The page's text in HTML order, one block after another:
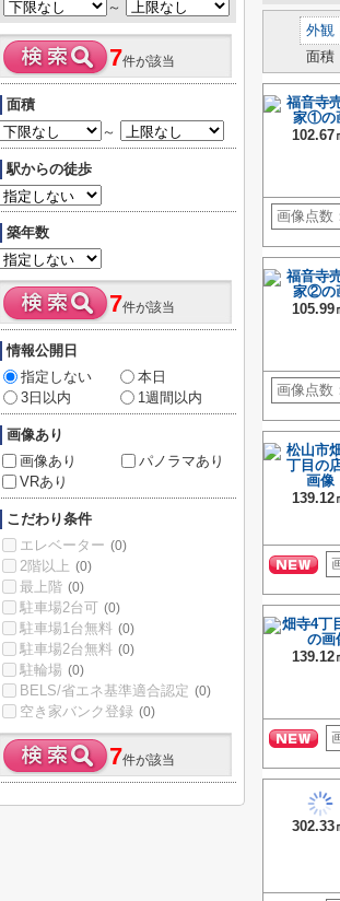
外観
面積
102.67
画像点数
105.99
画像点数
139.12
139.12
302.33
～
7件が該当
面積
～
駅からの徒歩
築年数
7件が該当
情報公開日
指定しない
本日
3日以内
1週間以内
画像あり
画像あり
パノラマあり
VRあり
こだわり条件
エレベーター (0)
2階以上 (0)
最上階 (0)
駐車場2台可 (0)
駐車場1台無料 (0)
駐車場2台無料 (0)
駐輪場 (0)
BELS/省エネ基準適合認定 (0)
空き家バンク登録 (0)
7件が該当